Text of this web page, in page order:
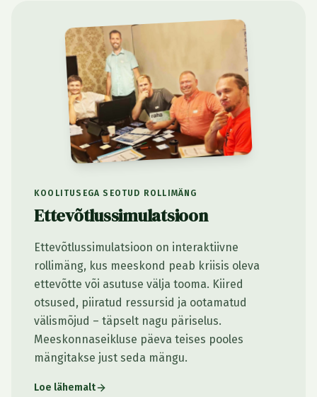
KOOLITUSEGA SEOTUD ROLLIMÄNG
Ettevõtlussimulatsioon
Ettevõtlussimulatsioon on interaktiivne
rollimäng, kus meeskond peab kriisis oleva
ettevõtte või asutuse välja tooma. Kiired
otsused, piiratud ressursid ja ootamatud
välismõjud – täpselt nagu päriselus.
Meeskonnaseikluse päeva teises pooles
mängitakse just seda mängu.
Loe lähemalt